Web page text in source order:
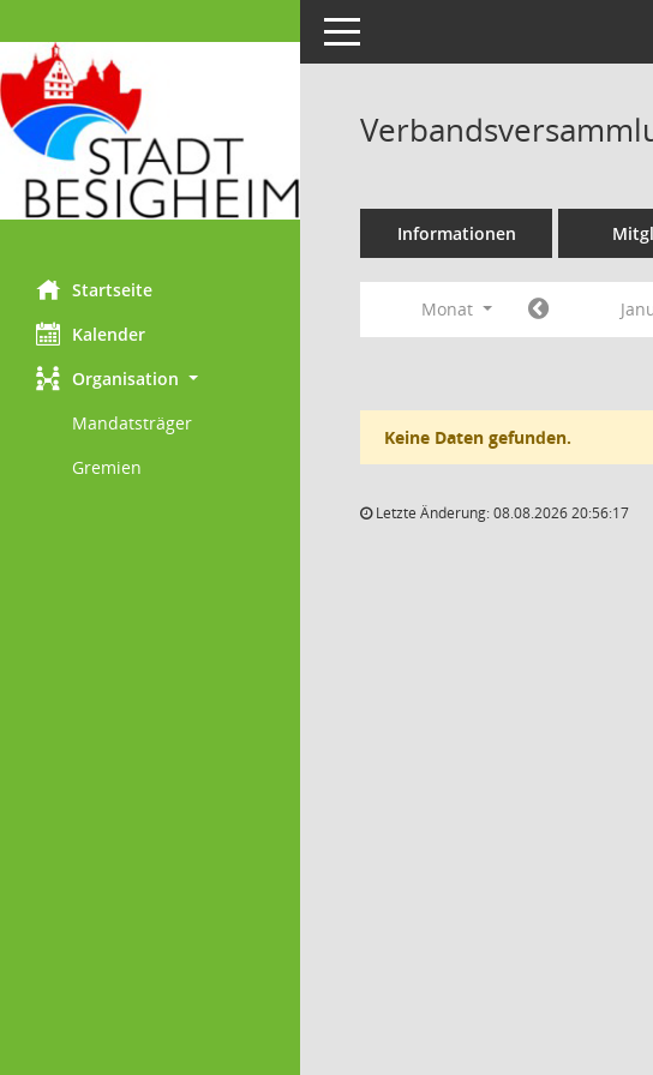
Startseite
Kalender
Organisation
Mandatsträger
Gremien
Toggle navigation
Informationen
Monat
Keine Daten gefunden.
Letzte Änderung: 08.08.2026 20:56:17